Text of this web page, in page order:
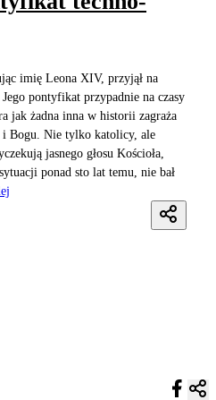
imię Leona XIV, przyjął na
pontyfikat przypadnie na czasy
jak żadna inna w historii zagraża
i Bogu. Nie tylko katolicy, ale
jasnego głosu Kościoła,
ponad sto lat temu, nie bał